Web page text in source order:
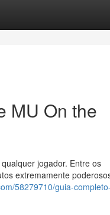
MU On the
jogador. Entre os
extremamente
58279710/guia-completo-